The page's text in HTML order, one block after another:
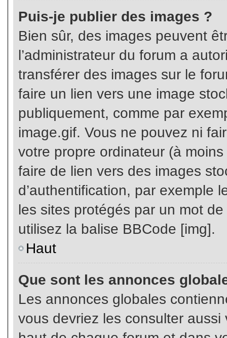
Puis-je publier des images ?
Bien sûr, des images peuvent
l’administrateur du forum a
transférer des images sur le
faire un lien vers une image
publiquement, comme par
image.gif. Vous ne pouvez ni
votre propre ordinateur (à
faire de lien vers des images
d’authentification, par exemple
les sites protégés par un mot
utilisez la balise BBCode [img].
Haut
Que sont les annonces
Les annonces globales
vous devriez les consulter